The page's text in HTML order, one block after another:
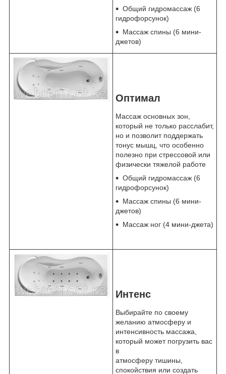
Общий гидромассаж (6
гидрофорсунок)
Массаж спины (6 мини-
джетов)
Оптимал
Массаж основных зон,
который не только расслабит,
но и позволит поддержать
тонус мышц, что особенно
полезно при стрессовой или
физически тяжелой работе
Общий гидромассаж (6
гидрофорсунок)
Массаж спины (6 мини-
джетов)
Массаж ног (4 мини-джета)
Интенс
Выбирайте по своему
желанию атмосферу и
интенсивность массажа,
который может погрузить вас
в
атмосферу тишины,
спокойствия или создать